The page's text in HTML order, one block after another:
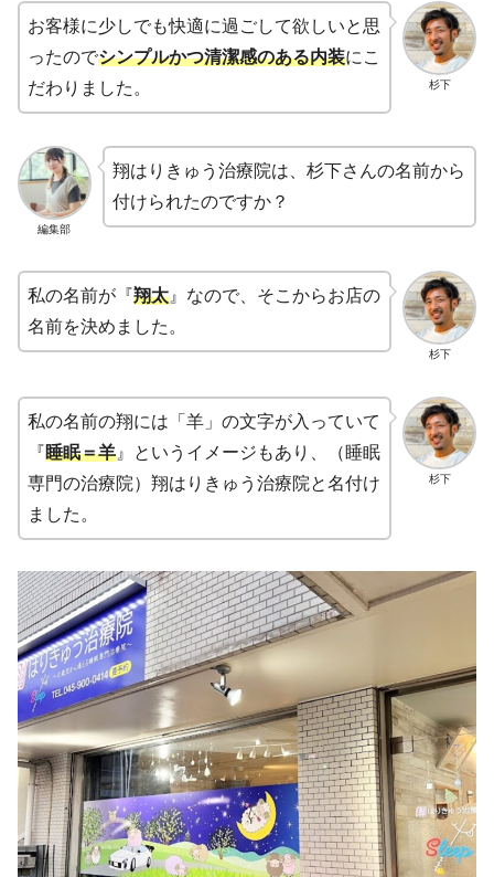
杉下
お客様に少しでも快適に過ごして欲しいと思
ったのでシンプルかつ清潔感のある内装にこ
だわりました。
編集部
翔はりきゅう治療院は、杉下さんの名前から
付けられたのですか？
杉下
私の名前が『翔太 』なので、そこからお店の
名前を決めました。
杉下
私の名前の翔には「羊」の文字が入っていて
『睡眠＝羊 』というイメージもあり、（睡眠
専門の治療院）翔はりきゅう治療院と名付け
ました。